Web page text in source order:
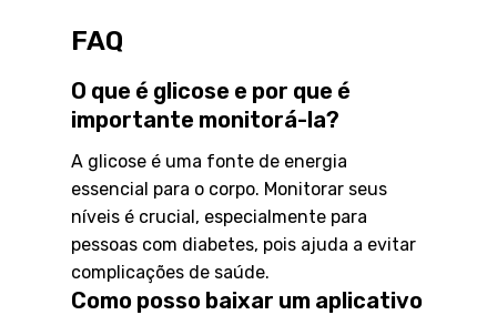
FAQ
O que é glicose e por que é
importante monitorá-la?
A glicose é uma fonte de energia
essencial para o corpo. Monitorar seus
níveis é crucial, especialmente para
pessoas com diabetes, pois ajuda a evitar
complicações de saúde.
Como posso baixar um aplicativo